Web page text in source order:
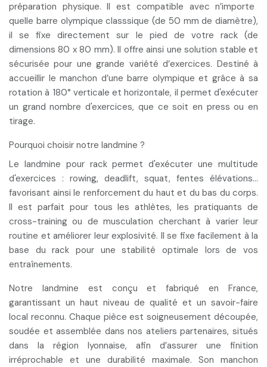
préparation physique. Il est compatible avecn’importe
quelle barre olympique classsique (de 50 mm de diamètre),
il se fixe directement sur le pied de votre rack (de
dimensions 80 x 80 mm). Il offre ainsi unesolution stable et
sécurisée pour une grande variété d’exercices. Destiné à
accueillir le manchon d’une barre olympique et grâce à sa
rotation à 180° verticale et horizontale, il permet d'exécuter
un grand nombre d'exercices, que ce soit en press ou en
tirage.
Pourquoi choisir notre landmine ?
Le landmine pour rack permet d'exécuter une multitude
d'exercices : rowing, deadlift, squat, fentes élévations…
favorisant ainsi le renforcement du haut et du bas du corps.
Il est parfait pour tous les athlètes, les pratiquants de
cross-training ou de musculation cherchant à varier leur
routine et améliorer leur explosivité. Il se fixe facilement à la
base du rack pour une stabilité optimale lors de vos
entraînements.
Notre landmine est conçu et fabriqué en France,
garantissant un haut niveau de qualité et un savoir-faire
local reconnu. Chaque pièce est soigneusement découpée,
soudée et assemblée dans nos ateliers partenaires, situés
dans la région lyonnaise, afin d’assurer une finition
irréprochable et une durabilité maximale. Son manchon